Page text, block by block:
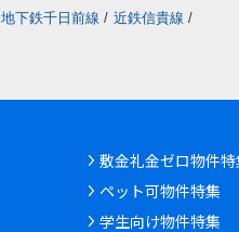
地下鉄千日前線 / 近鉄信貴線 /
敷金礼金ゼロ物件特
ペット可物件特集
学生向け物件特集